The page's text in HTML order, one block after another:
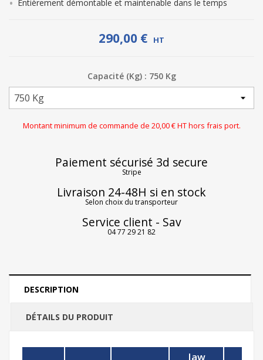
Entièrement démontable et maintenable dans le temps
290,00 € HT
Capacité (Kg) : 750 Kg
Montant minimum de commande de 20,00 € HT hors frais port.
Paiement sécurisé 3d secure
Stripe
Livraison 24-48H si en stock
Selon choix du transporteur
Service client - Sav
04 77 29 21 82
DESCRIPTION
DÉTAILS DU PRODUIT
Jaw